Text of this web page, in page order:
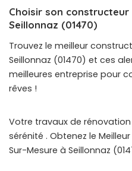
Choisir son
Seillonnaz (01470)
Trouvez le meilleur
Seillonnaz (01470) et ces
meilleures entreprise pour
rêves !
Votre travaux de
sérénité . Obtenez le
Sur-Mesure à Seillonnaz